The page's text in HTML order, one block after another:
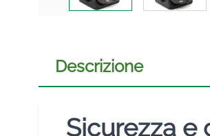
Descrizione
Sicurezza e